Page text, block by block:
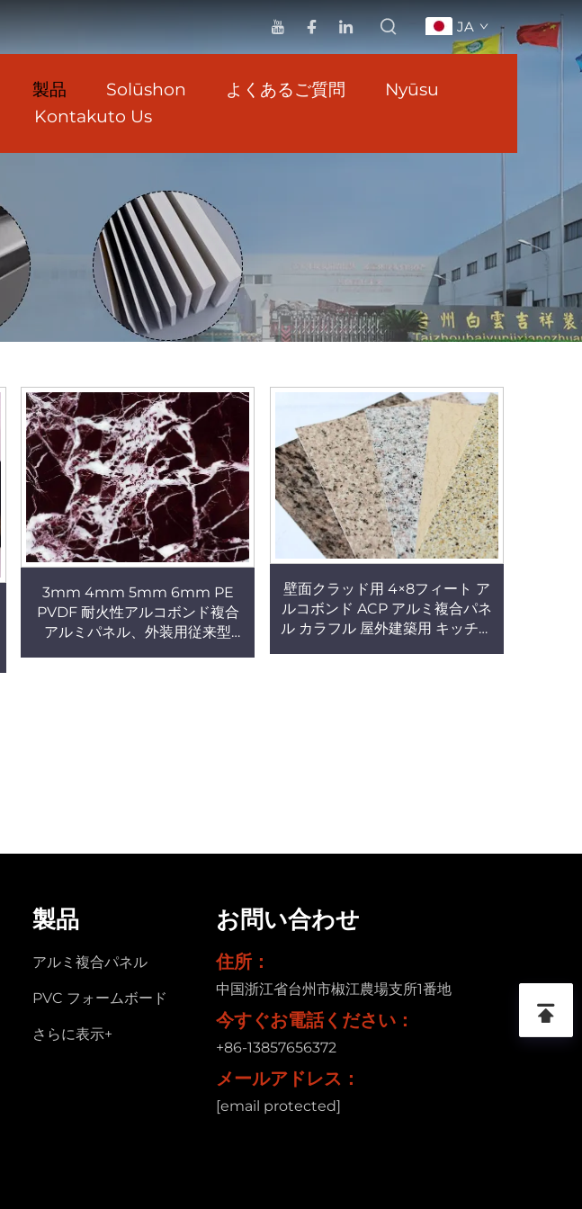
JA
製品 Solūshon よくあるご質問
Nyūsu
Kontakuto Us
3mm 4mm 5mm 6mm PE
PVDF 耐火性アルコボンド複合
アルミパネル、外装用従来型
壁面クラッド用 4×8フィート ア
ルコボンド ACP アルミ複合パネ
ル カラフル 屋外建築用 キッチン
製品
アルミ複合パネル
PVC フォームボード
さらに表示+
お問い合わせ
住所：
中国浙江省台州市椒江農場支所1番地
今すぐお電話ください：
+86-13857656372
メールアドレス：
[email protected]